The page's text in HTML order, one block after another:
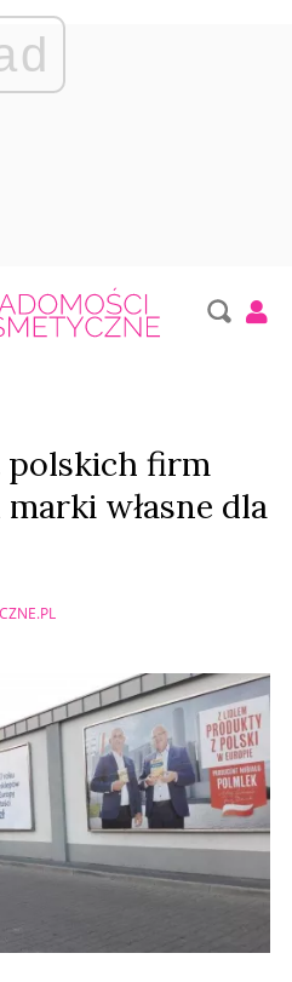
polskich firm
własne dla